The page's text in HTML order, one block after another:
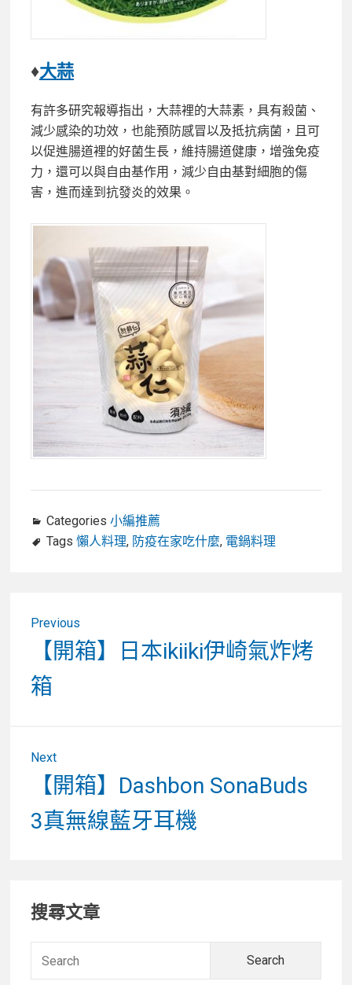
♦大蒜
有許多研究報導指出，大蒜裡的大蒜素，具有殺菌、
減少感染的功效，也能預防感冒以及抵抗病菌，且可
以促進腸道裡的好菌生長，維持腸道健康，增強免疫
力，還可以與自由基作用，減少自由基對細胞的傷
害，進而達到抗發炎的效果。
Categories 小編推薦
Tags 懶人料理, 防疫在家吃什麼, 電鍋料理
Previous
Previous
post:
【開箱】日本ikiiki伊崎氣炸烤
箱
Next
Next
post:
【開箱】Dashbon SonaBuds
3真無線藍牙耳機
Primary
Sidebar
搜尋文章